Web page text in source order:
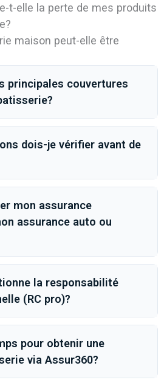
t-elle la perte de mes produits
maison peut-elle être
principales couvertures
dois-je vérifier avant de
mon assurance
assurance auto ou
la responsabilité
(RC pro)?
pour obtenir une
via Assur360?